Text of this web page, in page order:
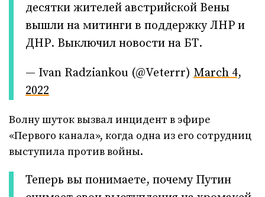
десятки жителей австрийской Вены
вышли на митинги в поддержку ЛНР и
ДНР. Выключил новости на БТ.
— Ivan Radziankou (@Veterrr) March 4,
2022
Волну шуток вызвал инцидент в эфире
«Первого канала», когда одна из его сотрудниц
выступила против войны.
Теперь вы понимаете, почему Путин